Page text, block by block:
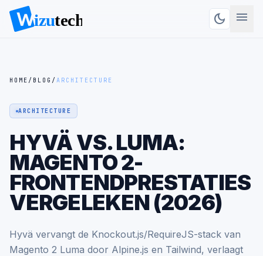
dark_mode menu
HOME / BLOG / ARCHITECTURE
ARCHITECTURE
HYVÄ VS. LUMA:
MAGENTO 2-
FRONTENDPRESTATIES
VERGELEKEN (2026)
Hyvä vervangt de Knockout.js/RequireJS-stack van
Magento 2 Luma door Alpine.js en Tailwind, verlaagt